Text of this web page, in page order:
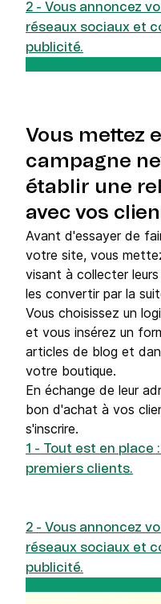
2 - Vous annoncez
réseaux sociaux et
publicité.
Vous mettez
campagne
établir une
avec vos
Avant d'essayer de
votre site, vous
visant à collecter
les convertir par la
Vous choisissez un
et vous insérez un
articles de blog et
votre boutique.
En échange de leur
bon d'achat à vos
s'inscrire.
1 - Tout est en place
premiers clients.
2 - Vous annoncez
réseaux sociaux et
publicité.